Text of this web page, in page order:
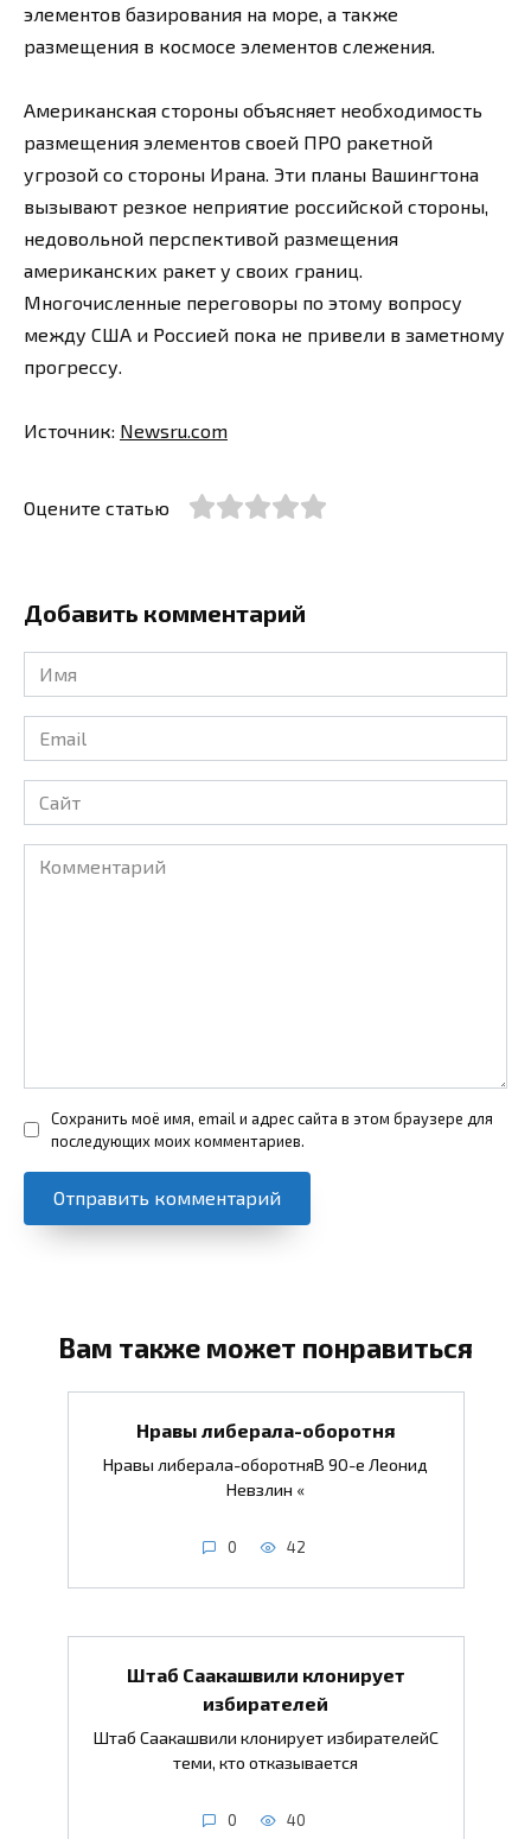
элементов базирования на море, а также
размещения в космосе элементов слежения.
Американская стороны объясняет необходимость
размещения элементов своей ПРО ракетной
угрозой со стороны Ирана. Эти планы Вашингтона
вызывают резкое неприятие российской стороны,
недовольной перспективой размещения
американских ракет у своих границ.
Многочисленные переговоры по этому вопросу
между США и Россией пока не привели в заметному
прогрессу.
Источник: Newsru.com
Оцените статью
Добавить комментарий
Имя
*
Email
*
Сайт
Комментарий
Сохранить моё имя, email и адрес сайта в этом браузере для
последующих моих комментариев.
Вам также может понравиться
Нравы либерала-оборотня
Нравы либерала-оборотняВ 90-е Леонид
Невзлин «
0 42
Штаб Саакашвили клонирует
избирателей
Штаб Саакашвили клонирует избирателейС
теми, кто отказывается
0 40